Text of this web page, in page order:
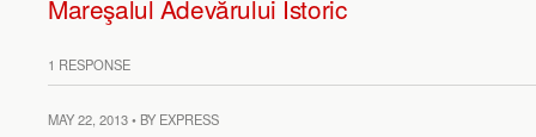
Mareşalul Adevărului Istoric
1 RESPONSE
MAY 22, 2013 • BY EXPRESS